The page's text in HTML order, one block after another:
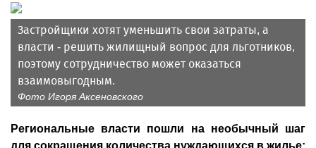
Застройщики хотят уменьшить свои затраты, а
власти - решить жилищный вопрос для льготников,
поэтому сотрудничество может оказаться
взаимовыгодным.
Фото Игоря Аксеновского
Региональные власти пошли на необычный шаг
для сокращения количества нуждающихся в жилье: